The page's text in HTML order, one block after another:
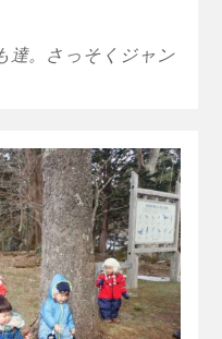
達。さっそくジャン